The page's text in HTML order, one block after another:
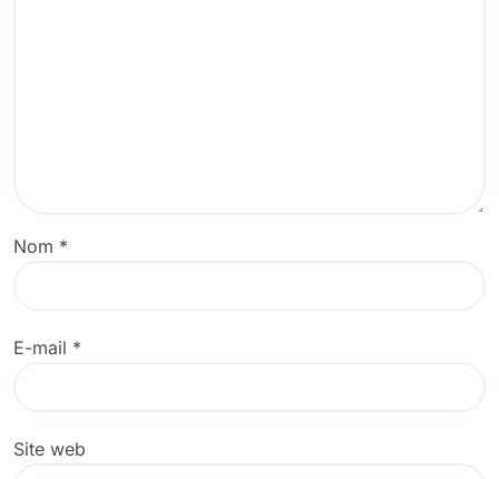
Nom *
E-mail *
Site web